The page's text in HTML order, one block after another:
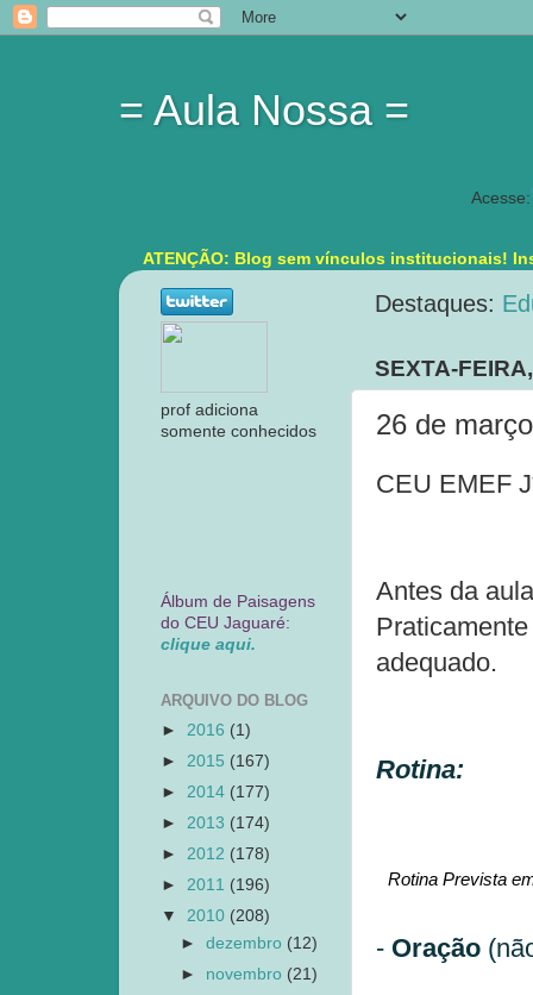
= Aula Nossa =
Acesse:
ATENÇÃO: Blog sem vínculos institucionais!
Destaques:
SEXTA-
26 de
CEU EMEF
Antes da
adequado.
Rotina:
Rotina Prevista
- Oração
prof adiciona
somente conhecidos
Álbum de Paisagens
do CEU Jaguaré:
clique aqui.
ARQUIVO DO BLOG
► 2016 (1)
► 2015 (167)
► 2014 (177)
► 2013 (174)
► 2012 (178)
► 2011 (196)
▼ 2010 (208)
►dezembro (12)
► novembro (21)